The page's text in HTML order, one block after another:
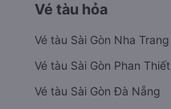
Vé tàu hỏa
Vé tàu Sài Gòn Nha Trang
Vé tàu Sài Gòn Phan Thiết
Vé tàu Sài Gòn Đà Nẵng